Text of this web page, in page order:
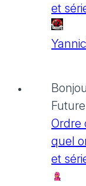
et
Ordre
quel
et